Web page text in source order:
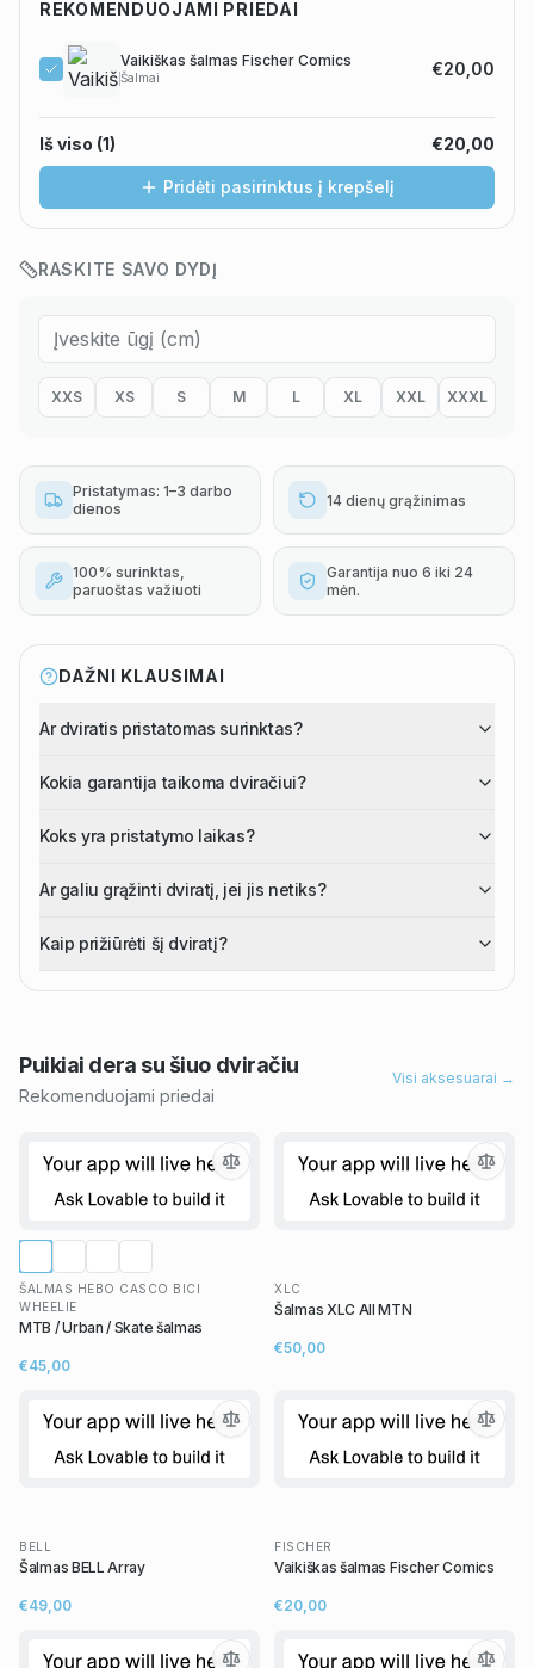
REKOMENDUOJAMI PRIEDAI
Vaikiškas šalmas Fischer Comics
Šalmai €20,00
Iš viso (1) €20,00
Pridėti pasirinktus į krepšelį
RASKITE SAVO DYDĮ
XXS XS S M L XL XXL XXXL
Pristatymas: 1–3 darbo
dienos
14 dienų grąžinimas
100% surinktas,
paruoštas važiuoti
Garantija nuo 6 iki 24
mėn.
DAŽNI KLAUSIMAI
Ar dviratis pristatomas surinktas?
Kokia garantija taikoma dviračiui?
Koks yra pristatymo laikas?
Ar galiu grąžinti dviratį, jei jis netiks?
Kaip prižiūrėti šį dviratį?
Puikiai dera su šiuo dviračiu
Rekomenduojami priedai
Visi aksesuarai →
ŠALMAS HEBO CASCO BICI
WHEELIE
MTB / Urban / Skate šalmas
€45,00
XLC
Šalmas XLC All MTN
€50,00
BELL
Šalmas BELL Array
€49,00
FISCHER
Vaikiškas šalmas Fischer Comics
€20,00